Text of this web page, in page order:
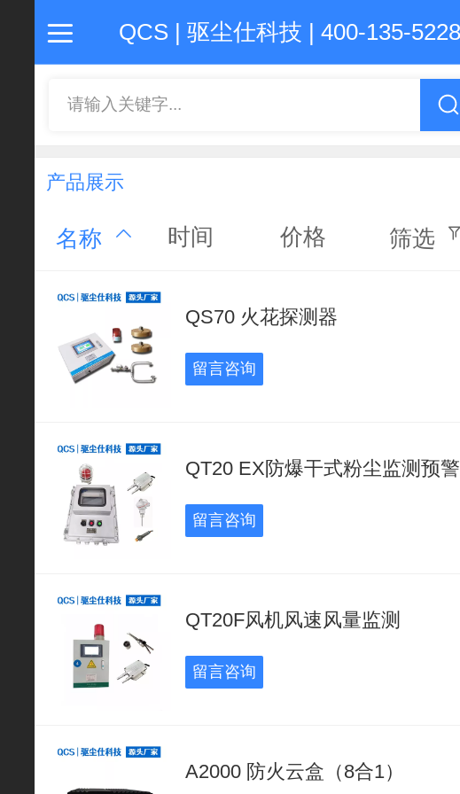
QCS | 驱尘仕科技 | 400-135-5228
首页 产品
请输入关键字...
产品展示
名称 时间 价格 筛选
QS70 火花探测器
留言咨询
QT20 EX防爆干式粉尘监测预警
留言咨询
QT20F风机风速风量监测
留言咨询
A2000 防火云盒（8合1）